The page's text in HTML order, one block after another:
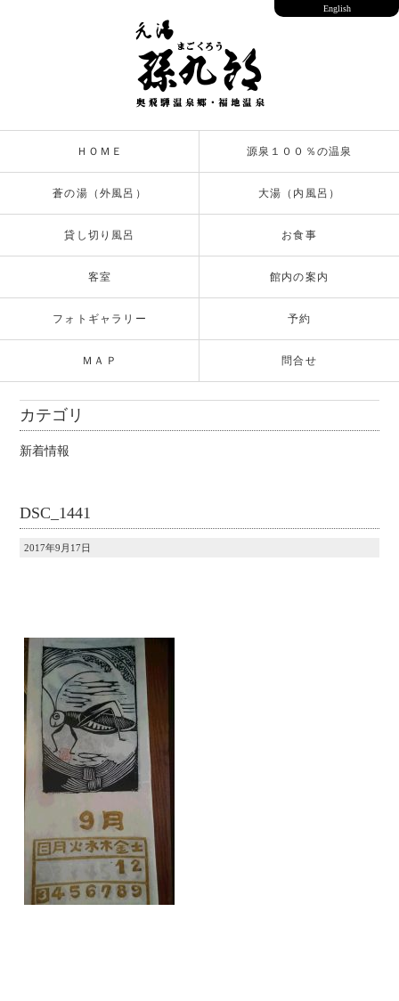
ＨＯＭＥ 源泉１００％の温泉
蒼の湯（外風呂） 大湯（内風呂）
貸し切り風呂 お食事
客室 館内の案内
フォトギャラリー 予約
ＭＡＰ 問合せ
English
カテゴリ
新着情報
DSC_1441
2017年9月17日